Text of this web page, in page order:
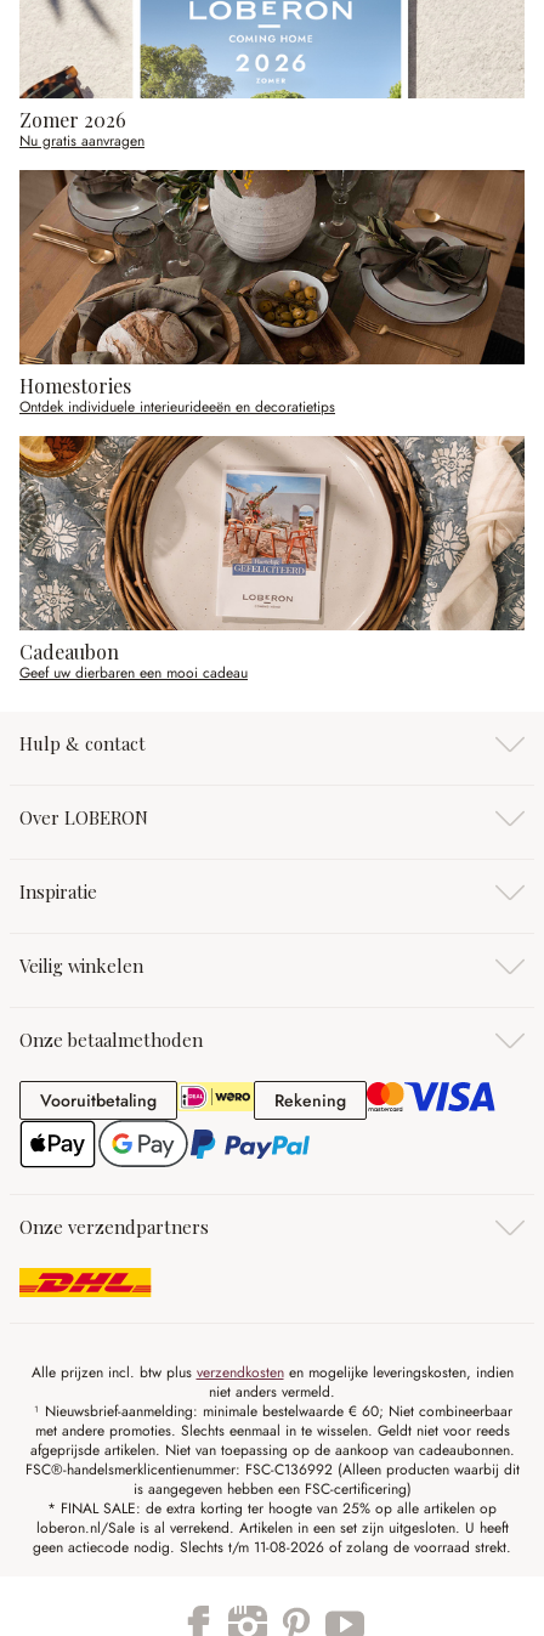
Zomer 2026
Nu gratis aanvragen
Homestories
Ontdek individuele interieurideeën en decoratietips
Cadeaubon
Geef uw dierbaren een mooi cadeau
Hulp & contact
Over LOBERON
Inspiratie
Veilig winkelen
Onze betaalmethoden
VooruitbetalingVooruitbetaling RekeningRekening
Onze verzendpartners
Alle prijzen incl. btw plus verzendkostenen mogelijke leveringskosten, indien
niet anders vermeld.
¹ Nieuwsbrief-aanmelding: minimale bestelwaarde € 60; Niet combineerbaar
met andere promoties. Slechts eenmaal in te wisselen. Geldt niet voor reeds
afgeprijsde artikelen. Niet van toepassing op de aankoop van cadeaubonnen.
FSC®-handelsmerklicentienummer: FSC-C136992 (Alleen producten waarbij dit
is aangegeven hebben een FSC-certificering)
* FINAL SALE: de extra korting ter hoogte van 25% op alle artikelen op
loberon.nl/Sale is al verrekend. Artikelen in een set zijn uitgesloten. U heeft
geen actiecode nodig. Slechts t/m 11-08-2026 of zolang de voorraad strekt.